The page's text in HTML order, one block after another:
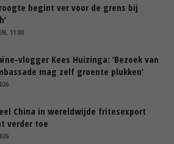
begint ver voor de grens bij
11:00
vlogger Kees Huizinga: ‘Bezoek van
mag zelf groente plukken’
China in wereldwijde fritesexport
verder toe